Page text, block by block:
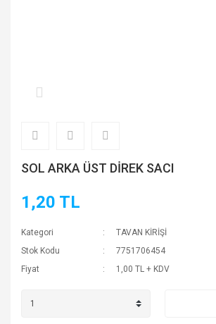
SOL ARKA ÜST DİREK SACI
1,20 TL
Kategori
TAVAN KİRİŞİ
Stok Kodu
7751706454
Fiyat
1,00 TL + KDV